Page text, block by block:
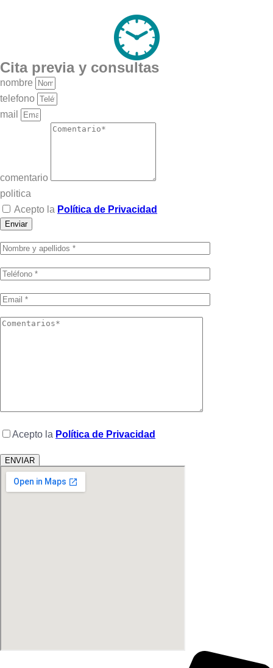
Cita previa y consultas
nombre
telefono
mail
comentario
politica
Acepto la Política de Privacidad
Enviar
Acepto la Política de Privacidad